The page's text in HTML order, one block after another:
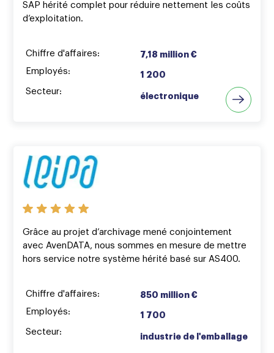
SAP hérité complet pour réduire nettement les coûts
d’exploitation.
Chiffre d'affaires:
Employés:
Secteur:
7,18 million €
1 200
électronique
Grâce au projet d’archivage mené conjointement
avec AvenDATA, nous sommes en mesure de mettre
hors service notre système hérité basé sur AS400.
Chiffre d'affaires:
Employés:
Secteur:
850 million €
1 700
industrie de l'emballage